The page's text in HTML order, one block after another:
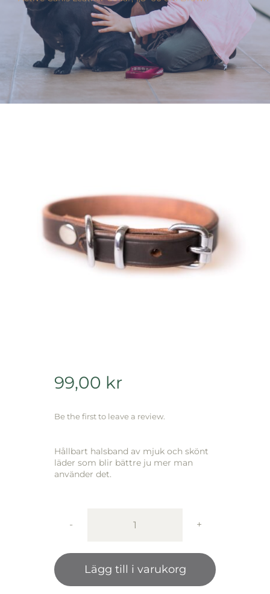
Varumärken
Hand i Tass
99,00 kr
Be the first to leave a review.
Hållbart halsband av mjuk och skönt
läder som blir bättre ju mer man
använder det.
Active
Leather
Collar,
Lägg till i varukorg